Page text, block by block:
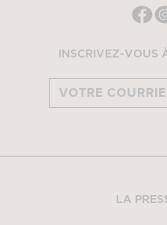
INSCRIVEZ-VOUS
LA